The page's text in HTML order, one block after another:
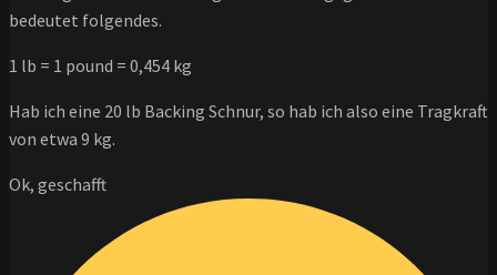
bedeutet folgendes.
1 lb = 1 pound = 0,454 kg
Hab ich eine 20 lb Backing Schnur, so hab ich also eine Tragkraft
von etwa 9 kg.
Ok, geschafft